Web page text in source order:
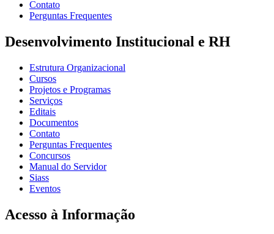
Contato
Perguntas Frequentes
Desenvolvimento Institucional e RH
Estrutura Organizacional
Cursos
Projetos e Programas
Serviços
Editais
Documentos
Contato
Perguntas Frequentes
Concursos
Manual do Servidor
Siass
Eventos
Acesso à Informação